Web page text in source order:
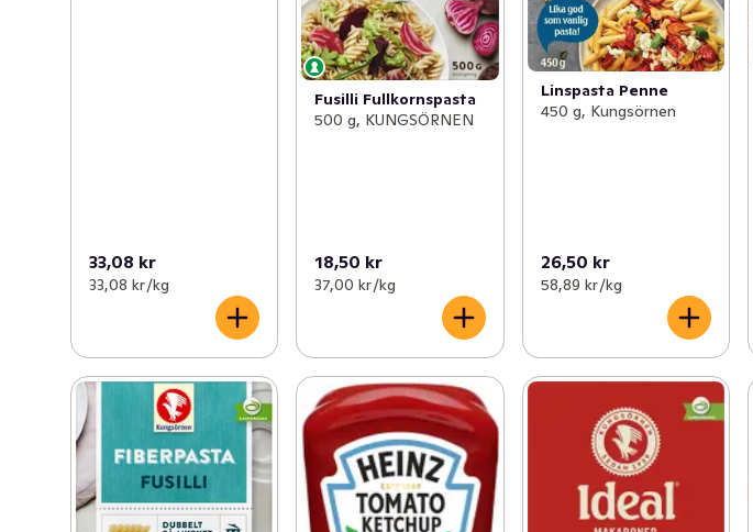
33,08 kr
33,08 kr /kg
Fusilli Fullkornspasta
500 g, KUNGSÖRNEN
18,50 kr
37,00 kr /kg
Linspasta Penne
450 g, Kungsörnen
26,50 kr
58,89 kr /kg